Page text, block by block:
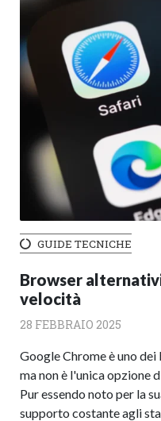
GUIDE TECNICHE
Browser
velocità
28 FEBBRAIO 2025
Google Chrome è uno
ma non è l'unica opzione
Pur essendo noto per la
supporto costante agli